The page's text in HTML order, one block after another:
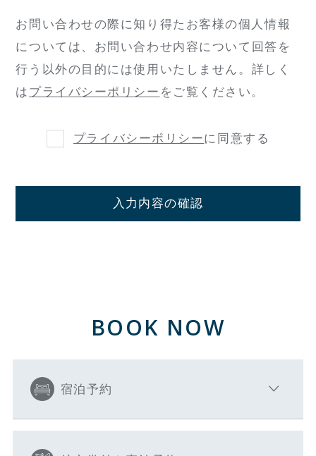
お問い合わせの際に知り得たお客様の個人情報
については、 お問い合わせ内容について回答を
行う以外の目的には使用いたしません。 詳しく
は プライバシーポリシー をご覧ください。
プライバシーポリシーに同意する
入力内容の確認
BOOK NOW
宿泊予約